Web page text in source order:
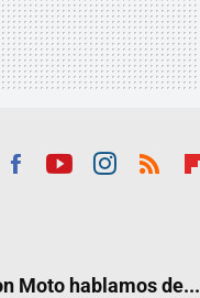
Moto hablamos de...